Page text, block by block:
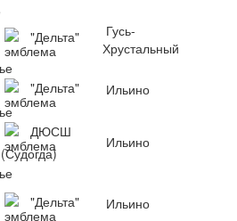
"Дельта"
Гусь-
Хрустальный
"Дельта"
Ильино
ДЮСШ
(Судогда)
Ильино
"Дельта" Ильино